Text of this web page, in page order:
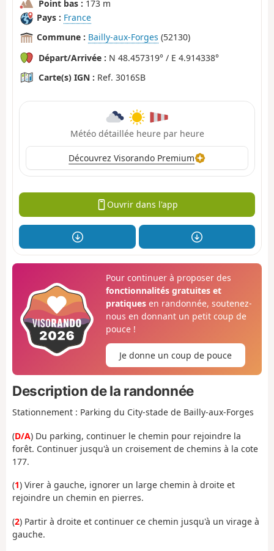
Point bas : 173 m
Pays : France
Commune : Bailly-aux-Forges (52130)
Départ/Arrivée : N 48.457319° / E 4.914338°
Carte(s) IGN : Ref. 3016SB
Météo détaillée heure par heure
Découvrez Visorando Premium
Ouvrir dans l'app
Pour continuer à proposer des
fonctionnalités gratuites et
pratiquesen randonnée, soutenez-
nous en donnant un petit coup de
pouce !
Je donne un coup de pouce
Description de la randonnée
Stationnement : Parking du City-stade de Bailly-aux-Forges
(D/A) Du parking, continuer le chemin pour rejoindre la
forêt. Continuer jusqu'à un croisement de chemins à la cote
177.
(1) Virer à gauche, ignorer un large chemin à droite et
rejoindre un chemin en pierres.
(2) Partir à droite et continuer ce chemin jusqu'à un virage à
gauche.